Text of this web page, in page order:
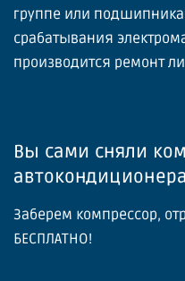
группе или
срабатывания
производится ремонт
Вы сами сняли
Заберем компрессор,
БЕСПЛАТНО!